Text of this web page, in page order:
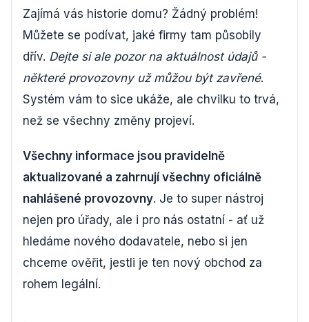
Zajímá vás historie domu? Žádný problém!
Můžete se podívat, jaké firmy tam působily
dřív. Dejte si ale pozor na aktuálnost údajů -
některé provozovny už můžou být zavřené.
Systém vám to sice ukáže, ale chvilku to trvá,
než se všechny změny projeví.
Všechny informace jsou pravidelně
aktualizované a zahrnují všechny oficiálně
nahlášené provozovny. Je to super nástroj
nejen pro úřady, ale i pro nás ostatní - ať už
hledáme nového dodavatele, nebo si jen
chceme ověřit, jestli je ten nový obchod za
rohem legální.